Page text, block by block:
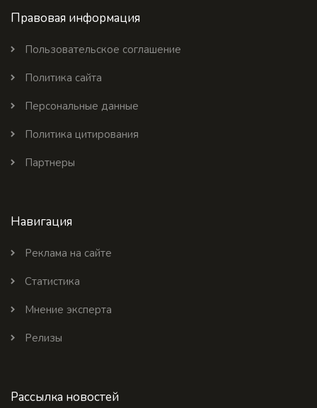
Правовая информация
Пользовательское соглашение
Политика сайта
Персональные данные
Политика цитирования
Партнеры
Навигация
Реклама на сайте
Статистика
Мнение эксперта
Релизы
Рассылка новостей